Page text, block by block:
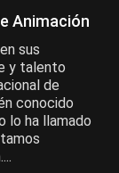
Animación
sus
y talento
de
conocido
lo ha llamado